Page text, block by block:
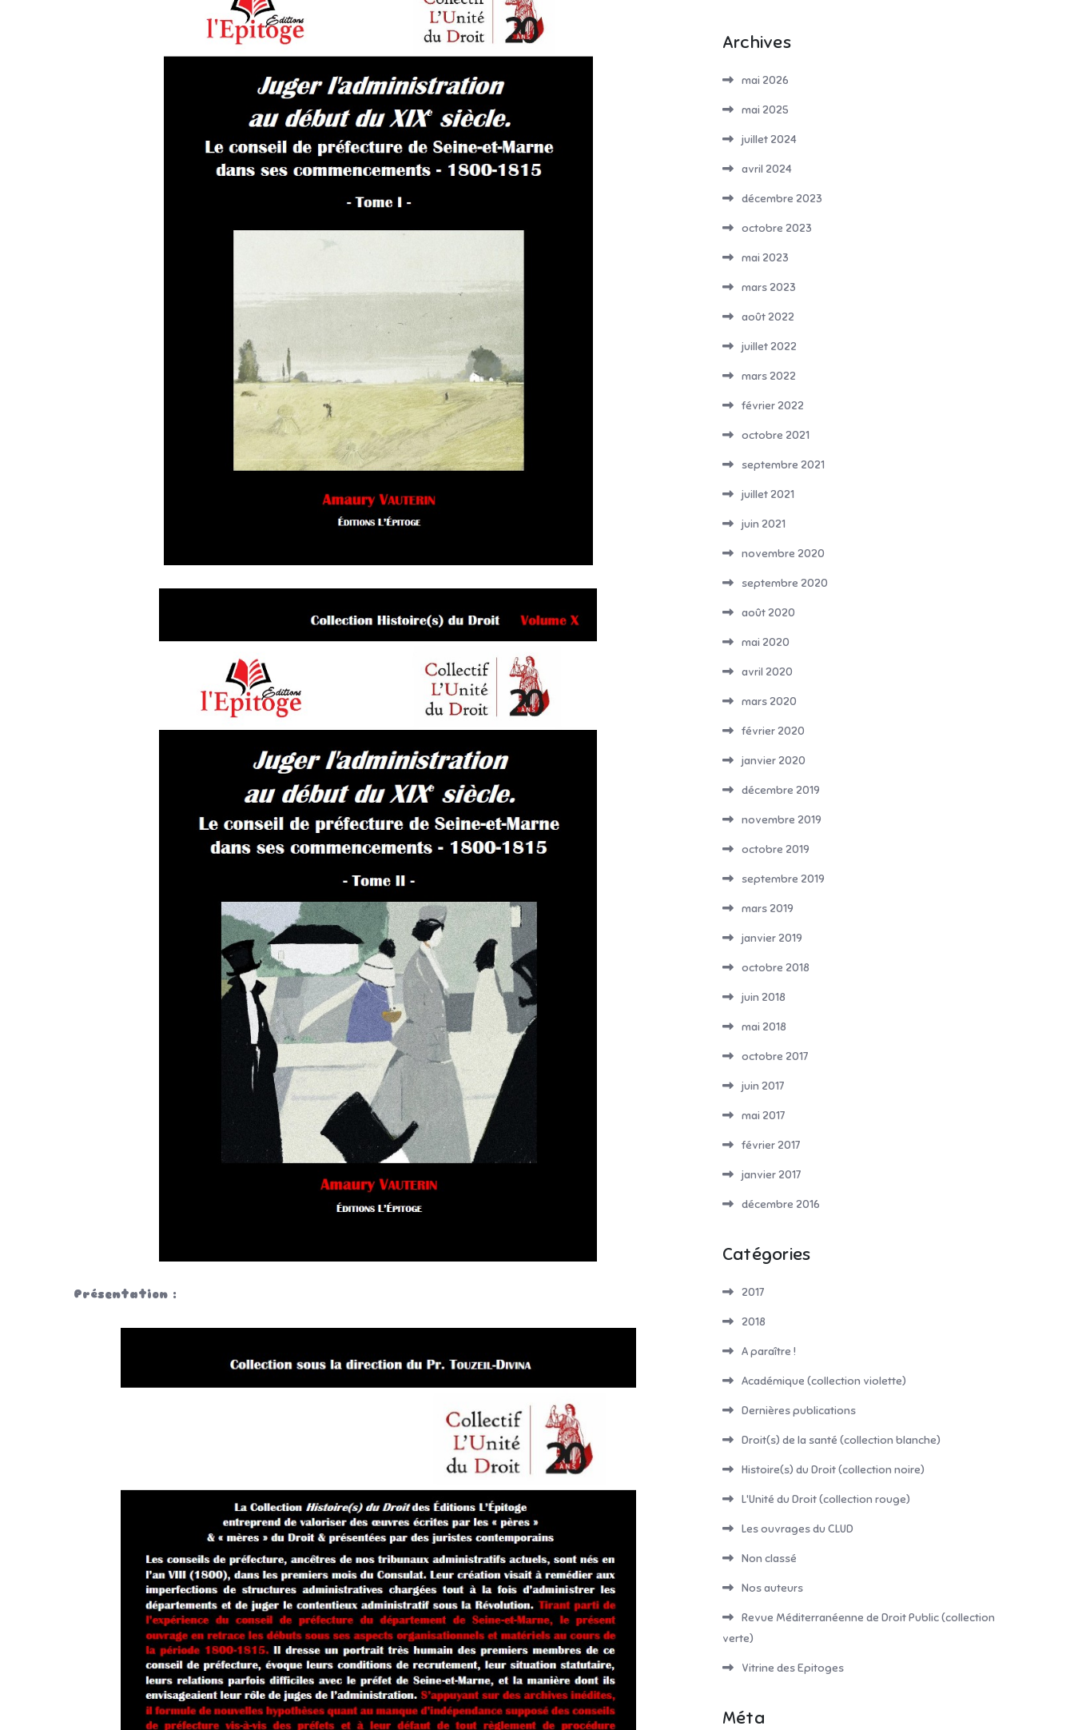
Présentation :
Archives
mai 2026
mai 2025
juillet 2024
avril 2024
décembre 2023
octobre 2023
mai 2023
mars 2023
août 2022
juillet 2022
mars 2022
février 2022
octobre 2021
septembre 2021
juillet 2021
juin 2021
novembre 2020
septembre 2020
août 2020
mai 2020
avril 2020
mars 2020
février 2020
janvier 2020
décembre 2019
novembre 2019
octobre 2019
septembre 2019
mars 2019
janvier 2019
octobre 2018
juin 2018
mai 2018
octobre 2017
juin 2017
mai 2017
février 2017
janvier 2017
décembre 2016
Catégories
2017
2018
A paraître !
Académique (collection violette)
Dernières publications
Droit(s) de la santé (collection blanche)
Histoire(s) du Droit (collection noire)
L'Unité du Droit (collection rouge)
Les ouvrages du CLUD
Non classé
Nos auteurs
Revue Méditerranéenne de Droit Public (collection
verte)
Vitrine des Epitoges
Méta